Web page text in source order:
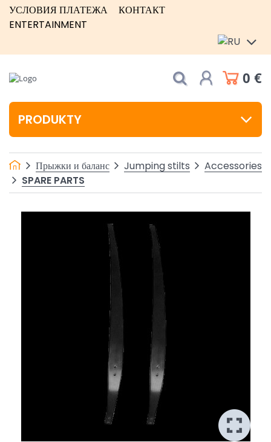
УСЛОВИЯ ПЛАТЕЖА
КОНТАКТ
ENTERTAINMENT
0 €
PRODUKTY
Прыжки и баланс Jumping stilts
Accessories
SPARE PARTS